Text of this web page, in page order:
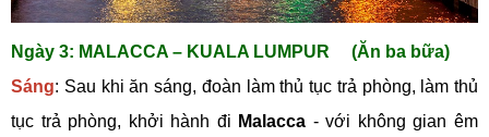
Ngày 3: MALACCA – KUALA LUMPUR (Ăn ba bữa)
Sáng: Sau khi ăn sáng, đoàn làm thủ tục trả phòng, làm thủ
tục trả phòng, khởi hành đi Malacca - với không gian êm